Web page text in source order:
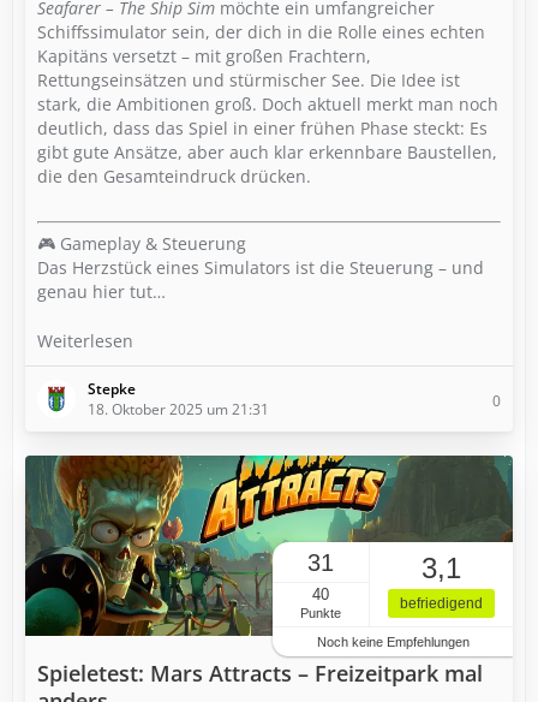
Seafarer – The Ship Sim möchte ein umfangreicher
Schiffssimulator sein, der dich in die Rolle eines echten
Kapitäns versetzt – mit großen Frachtern,
Rettungseinsätzen und stürmischer See. Die Idee ist
stark, die Ambitionen groß. Doch aktuell merkt man noch
deutlich, dass das Spiel in einer frühen Phase steckt: Es
gibt gute Ansätze, aber auch klar erkennbare Baustellen,
die den Gesamteindruck drücken.
🎮 Gameplay & Steuerung
Das Herzstück eines Simulators ist die Steuerung – und
genau hier tut…
Weiterlesen
Stepke
18. Oktober 2025 um 21:31
0
31
40
Punkte
3,1
befriedigend
Noch keine Empfehlungen
Spieletest: Mars Attracts – Freizeitpark mal